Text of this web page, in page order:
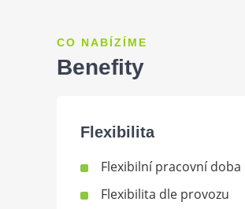
CO NABÍZÍME
Benefity
Flexibilita
Flexibilní pracovní doba
Flexibilita dle provozu